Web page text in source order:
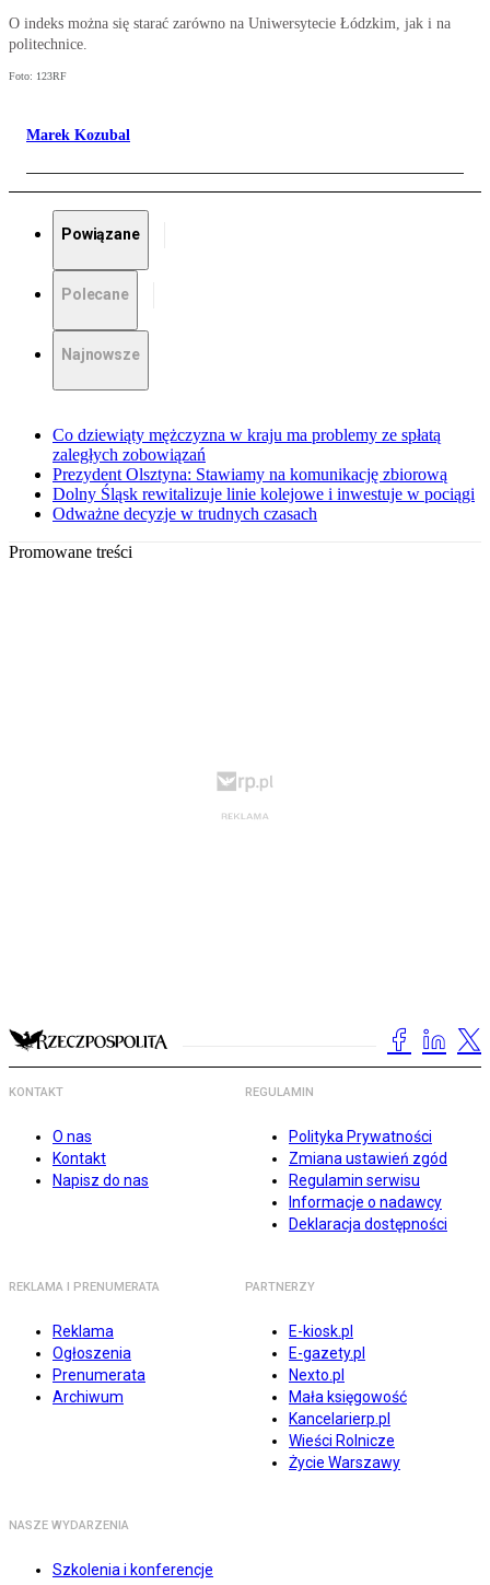
O indeks można się starać zarówno na Uniwersytecie Łódzkim, jak i na
politechnice.
Foto: 123RF
Marek Kozubal
Powiązane
Polecane
Najnowsze
Co dziewiąty mężczyzna w kraju ma problemy ze spłatą
zaległych zobowiązań
Prezydent Olsztyna: Stawiamy na komunikację zbiorową
Dolny Śląsk rewitalizuje linie kolejowe i inwestuje w pociągi
Odważne decyzje w trudnych czasach
Promowane treści
KONTAKT
O nas
Kontakt
Napisz do nas
REGULAMIN
Polityka Prywatności
Zmiana ustawień zgód
Regulamin serwisu
Informacje o nadawcy
Deklaracja dostępności
REKLAMA I PRENUMERATA
Reklama
Ogłoszenia
Prenumerata
Archiwum
PARTNERZY
E-kiosk.pl
E-gazety.pl
Nexto.pl
Mała księgowość
Kancelarierp.pl
Wieści Rolnicze
Życie Warszawy
NASZE WYDARZENIA
Szkolenia i konferencje